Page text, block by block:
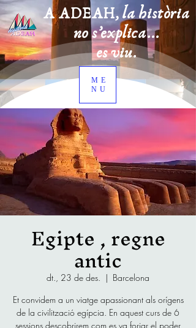
A ADEAH, la història
no s’explica...
es viu.
ME
NU
Egipte , regne
antic
dt., 23 de des.
  |
Barcelona
Et convidem a un viatge apassionant als orígens
de la civilització egípcia. En aquest curs de 6
sessions descobrirem com es va forjar el poder